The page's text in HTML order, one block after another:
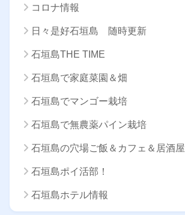
コロナ情報
日々是好石垣島 随時更新
石垣島THE TIME
石垣島で家庭菜園＆畑
石垣島でマンゴー栽培
石垣島で無農薬パイン栽培
石垣島の穴場ご飯＆カフェ＆居酒屋
石垣島ポイ活部！
石垣島ホテル情報